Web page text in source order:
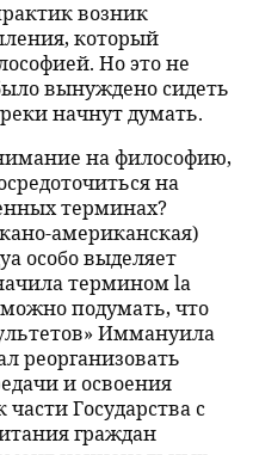
возник
который
Но это не
вынуждено сидеть
начнут думать.
на философию,
на
терминах?
американская)
особо выделяет
термином la
подумать, что
Иммануила
реорганизовать
и освоения
Государства с
граждан